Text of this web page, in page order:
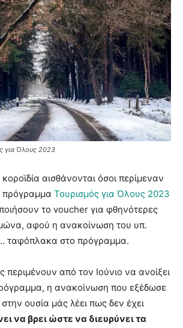
για Όλους 2023
αισθάνονται όσοι περίμεναν
πρόγραμμα Τουρισμός για Όλους 2023
το voucher για φθηνότερες
αφού η ανακοίνωση του υπ.
ταφόπλακα στο πρόγραμμα.
περιμένουν από τον Ιούνιο να ανοίξει
η ανακοίνωση που εξέδωσε
ουσία μάς λέει πως δεν έχει
να βρει ώστε να διευρύνει τα